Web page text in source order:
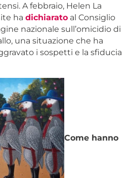
A febbraio, Helen La
ha dichiarato al Consiglio
nazionale sull’omicidio di
una situazione che ha
i sospetti e la sfiducia
Come hanno